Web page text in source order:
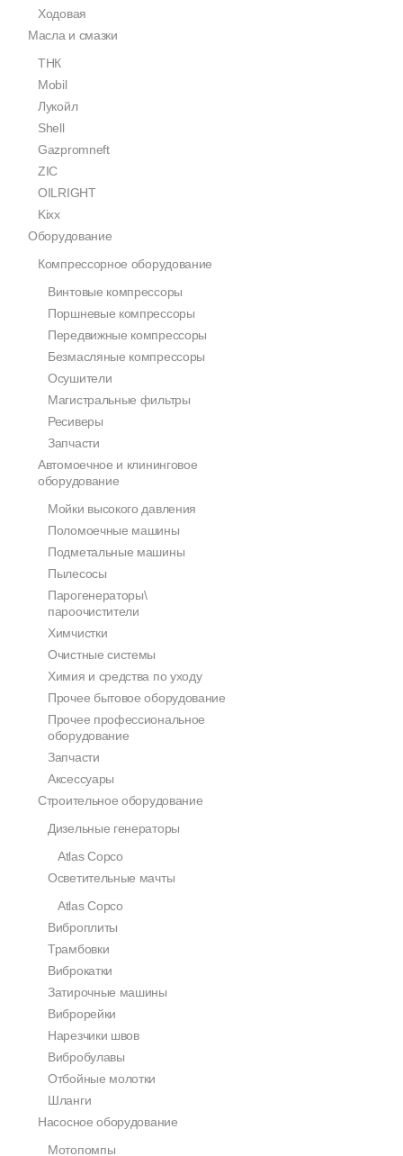
Ходовая
Масла и смазки
ТНК
Mobil
Лукойл
Shell
Gazpromneft
ZIC
OILRIGHT
Kixx
Оборудование
Компрессорное оборудование
Винтовые компрессоры
Поршневые компрессоры
Передвижные компрессоры
Безмасляные компрессоры
Осушители
Магистральные фильтры
Ресиверы
Запчасти
Автомоечное и клининговое
оборудование
Мойки высокого давления
Поломоечные машины
Подметальные машины
Пылесосы
Парогенераторы\
пароочистители
Химчистки
Очистные системы
Химия и средства по уходу
Прочее бытовое оборудование
Прочее профессиональное
оборудование
Запчасти
Аксессуары
Строительное оборудование
Дизельные генераторы
Atlas Copco
Осветительные мачты
Atlas Copco
Виброплиты
Трамбовки
Виброкатки
Затирочные машины
Виброрейки
Нарезчики швов
Вибробулавы
Отбойные молотки
Шланги
Насосное оборудование
Мотопомпы